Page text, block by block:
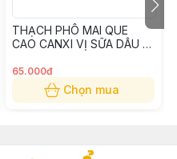
THẠCH PHÔ MAI QUE
CAO CANXI VỊ SỮA DÂU (5
65.000đ
Chọn mua